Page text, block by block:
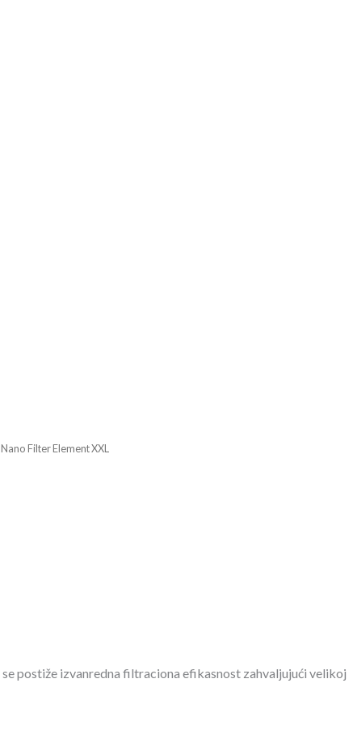
Filter Element XXL
postiže izvanredna filtraciona efikasnost zahvaljujući velikoj